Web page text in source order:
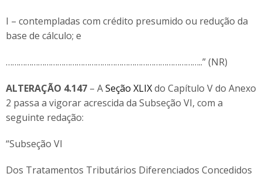
I – contempladas com crédito presumido ou redução da
base de cálculo; e
………………………………………………………………………………..” (NR)
ALTERAÇÃO 4.147 – ASeção XLIXdo Capítulo V do Anexo
2 passa a vigorar acrescida da Subseção VI, com a
seguinte redação:
“Subseção VI
Dos Tratamentos Tributários Diferenciados Concedidos